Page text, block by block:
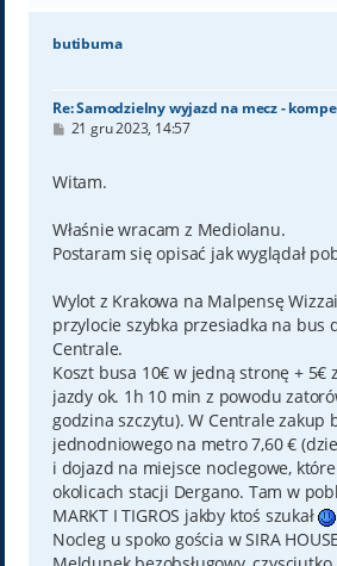
butibuma
Re: Samodzielny wyjazd na mecz -
P
t
21 gru 2023, 14:57
Witam.
Właśnie wracam z Mediolanu.
Postaram się opisać jak wyglądał
Wylot z Krakowa na Malpensę
przylocie szybka przesiadka na bus
Centrale.
Koszt busa 10€ w jedną stronę + 5€
jazdy ok. 1h 10 min z powodu
godzina szczytu). W Centrale zakup
jednodniowego na metro 7,60 €
i dojazd na miejsce noclegowe,
okolicach stacji Dergano. Tam w
MARKT I TIGROS jakby ktoś szukał
Nocleg u spoko gościa w SIRA